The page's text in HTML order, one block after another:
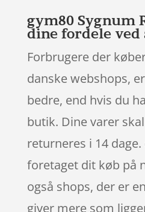
gym80 Sygnum
dine fordele ved
Forbrugere der
danske webshops,
bedre, end hvis du
butik. Dine varer
returneres i 14
foretaget dit køb på
også shops, der er
giver mere som